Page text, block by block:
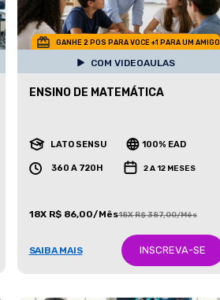
GANHE 2 POS PARA VOCE +1 PARA UM AMIGO
COM VIDEOAULAS
ENSINO DE MATEMÁTICA
LATO SENSU 100% EAD
360 A 720H 2 A 12 MESES
18X R$ 86,00/Mês18X R$ 387,00/Mês
SAIBA MAIS INSCREVA-SE